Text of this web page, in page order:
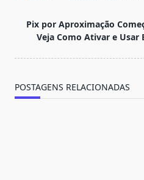
reader-
text">Page</span>
Pix por Aproximação
Veja Como Ativar e Usar
POSTAGENS RELACIONADAS